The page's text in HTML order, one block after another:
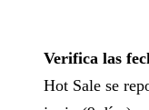
Verifica las
Hot Sale se